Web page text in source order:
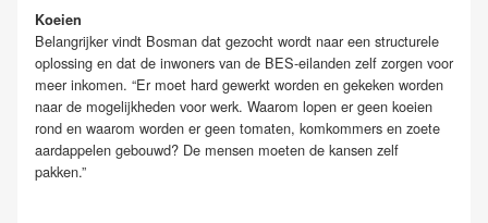
Koeien
Belangrijker vindt Bosman dat gezocht wordt naar een structurele
oplossing en dat de inwoners van de BES-eilanden zelf zorgen voor
meer inkomen. “Er moet hard gewerkt worden en gekeken worden
naar de mogelijkheden voor werk. Waarom lopen er geen koeien
rond en waarom worden er geen tomaten, komkommers en zoete
aardappelen gebouwd? De mensen moeten de kansen zelf
pakken.”